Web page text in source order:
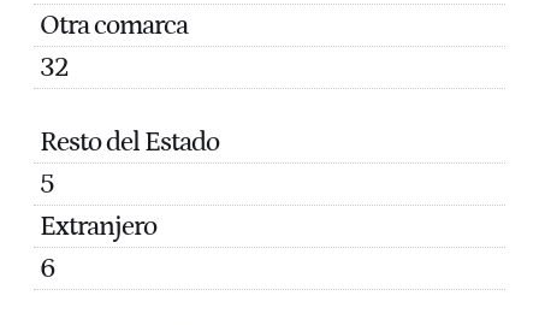
Otra comarca
32
Resto del Estado
5
Extranjero
6